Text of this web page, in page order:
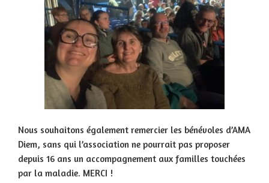
Nous souhaitons également remercier les bénévoles d’AMA
Diem, sans qui l’association ne pourrait pas proposer
depuis 16 ans un accompagnement aux familles touchées
par la maladie. MERCI !